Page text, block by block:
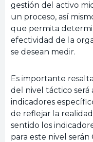
gestión del activo
un proceso, así
que permita
efectividad de la
se desean medir.
Es importante
del nivel táctico
indicadores
de reflejar la
sentido los
para este nivel serán